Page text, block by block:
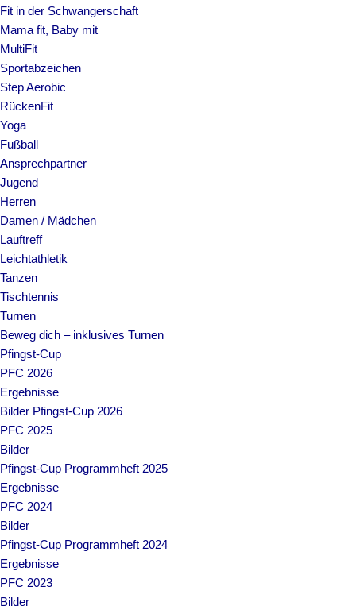
Fit in der Schwangerschaft
Mama fit, Baby mit
MultiFit
Sportabzeichen
Step Aerobic
RückenFit
Yoga
Fußball
Ansprechpartner
Jugend
Herren
Damen / Mädchen
Lauftreff
Leichtathletik
Tanzen
Tischtennis
Turnen
Beweg dich – inklusives Turnen
Pfingst-Cup
PFC 2026
Ergebnisse
Bilder Pfingst-Cup 2026
PFC 2025
Bilder
Pfingst-Cup Programmheft 2025
Ergebnisse
PFC 2024
Bilder
Pfingst-Cup Programmheft 2024
Ergebnisse
PFC 2023
Bilder